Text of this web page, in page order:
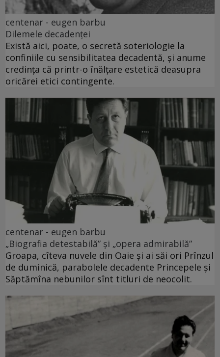
centenar - eugen barbu
Dilemele decadenței
Există aici, poate, o secretă soteriologie la
confiniile cu sensibilitatea decadentă, și anume
credința că printr-o înălțare estetică deasupra
oricărei etici contingente.
centenar - eugen barbu
„Biografia detestabilă” și „opera admirabilă”
Groapa, cîteva nuvele din Oaie și ai săi ori Prînzul
de duminică, parabolele decadente Princepele și
Săptămîna nebunilor sînt titluri de neocolit.